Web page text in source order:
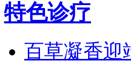
特色诊疗
百草凝香迎